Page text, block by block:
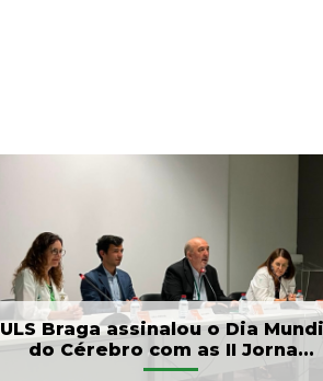
ULS Braga assinalou o Dia
do Cérebro com as II Jorna...
Arcebispo Primaz de
Braga realiza dádiva no
Banco de Sangue
21 Jul 2026